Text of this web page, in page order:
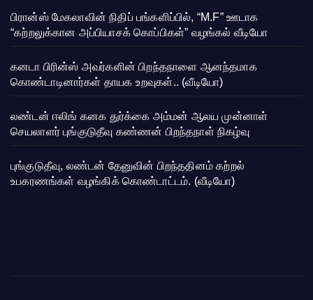
பிரான்ஸ் மேகலாவின் நிதிப் பங்களிப்பில், “M.F” ஊடாக
“கற்றலுக்கான அப்பியாசக் கொப்பிகள்” வழங்கல் வீடியோ
கனடா பிரின்ஸ் அவர்களின் பிறந்தநாளை ஆனந்தமாக
கொண்டாடினார்கள் தாயக உறவுகள்.. (வீடியோ)
லண்டன் ஈலிங் கனக துர்க்கை அம்மன் ஆலய முன்னாள்
செயலாளர் புங்குடுதீவு கண்ணன் பிறந்தநாள் நிகழ்வு
புங்குடுதீவு, லண்டன் தேனுவின் பிறந்ததினம் கற்றல்
உபகரணங்கள் வழங்கிக் கொண்டாட்டம். (வீடியோ)